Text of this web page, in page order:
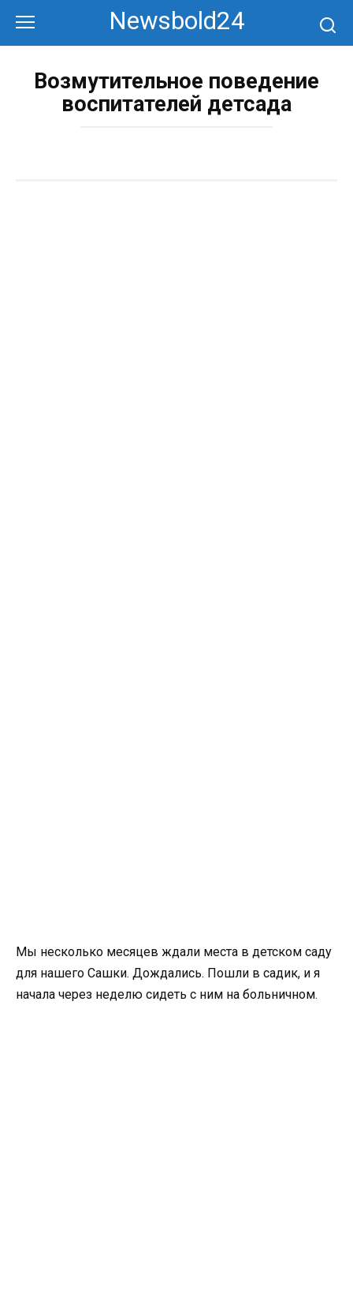
контенту
Newsbold24
Возмутительное поведение
воспитателей детсада
Мы несколько месяцев ждали места в детском саду
для нашего Сашки. Дождались. Пошли в садик, и я
начала через неделю сидеть с ним на больничном.